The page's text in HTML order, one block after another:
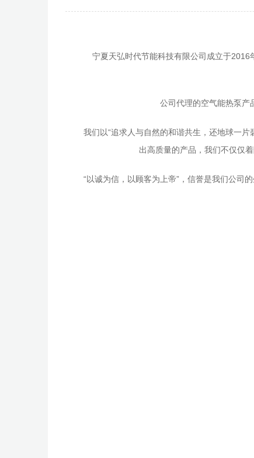
宁夏天弘时代节能科技有限公司成立于2016
公司代理的空气能热泵产
我们以“追求人与自然的和谐共生，还地球一
出高质量的产品，我们不仅仅
“以诚为信，以顾客为上帝”，信誉是我们公司